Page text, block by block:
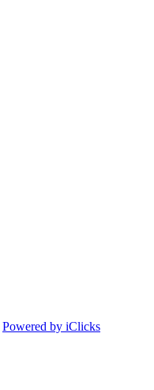
Powered by iClicks